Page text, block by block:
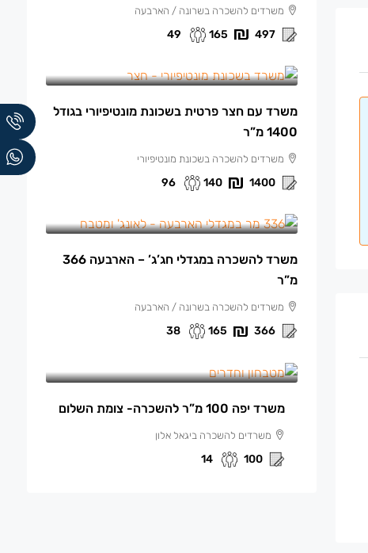
משרדים להשכרה בשרונה / הארבעה
497
165
49
משרד עם חצר פרטית בשכונת מונטיפיורי בגודל
1400 מ”ר
משרדים להשכרה בשכונת מונטיפיורי
1400
140
96
משרד להשכרה במגדלי חג’ג’ – הארבעה 366
מ”ר
משרדים להשכרה בשרונה / הארבעה
366
165
38
משרד יפה 100 מ”ר להשכרה- צומת השלום
משרדים להשכרה ביגאל אלון
100
14